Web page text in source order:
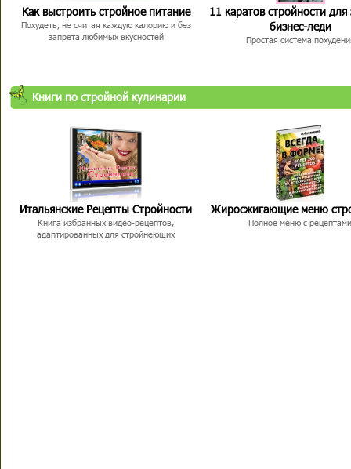
Как выстроить стройное питание
Похудеть, не считая каждую калорию и без
запрета любимых вкусностей
11 каратов стройности для
бизнес-леди
Простая система
Книги по стройной кулинарии
Итальянские Рецепты Стройности
Книга избранных видео-рецептов,
адаптированных для стройнеющих
Жиросжигающие меню
Полное меню с рецептами